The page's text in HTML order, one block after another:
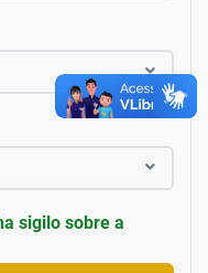
sigilo sobre a